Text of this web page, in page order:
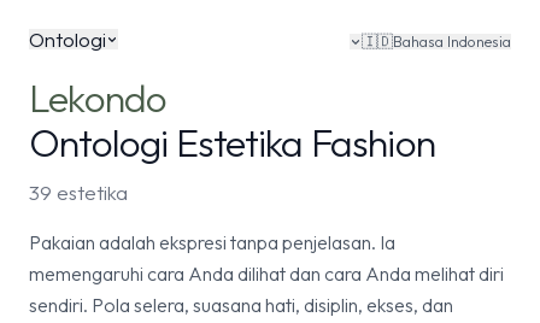
Ontologi 🇮🇩Bahasa Indonesia
Lekondo
Ontologi Estetika Fashion
39 estetika
Pakaian adalah ekspresi tanpa penjelasan. Ia
memengaruhi cara Anda dilihat dan cara Anda melihat diri
sendiri. Pola selera, suasana hati, disiplin, ekses, dan